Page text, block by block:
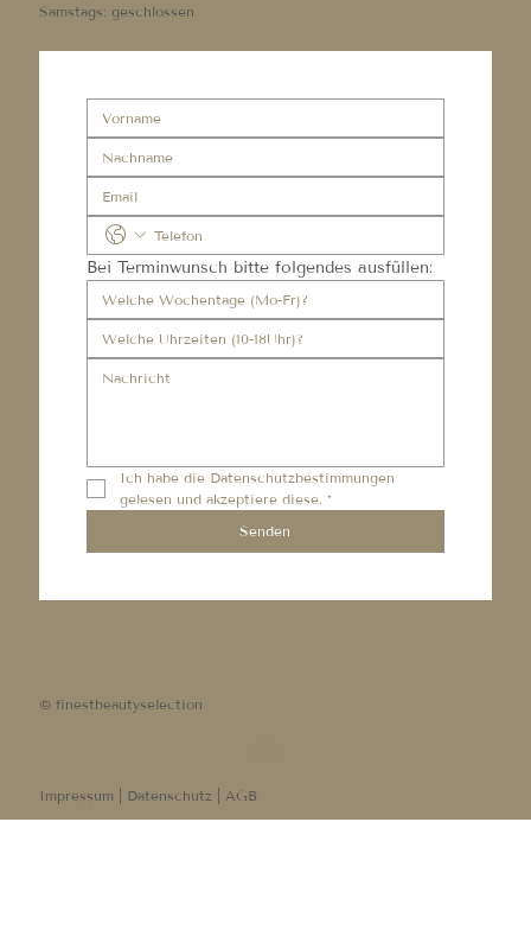
Samstags: geschlossen
Bei Terminwunsch bitte folgendes ausfüllen:
Ich habe die Datenschutzbestimmungen
gelesen und akzeptiere diese. *
Senden
© finestbeautyselection
Impressum | Datenschutz | AGB